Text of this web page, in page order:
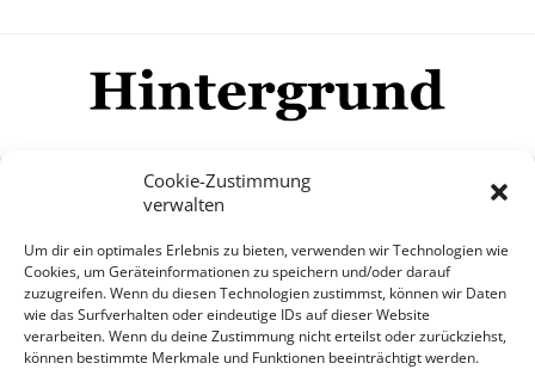
Cookie-Zustimmung
verwalten
Um dir ein optimales Erlebnis zu bieten, verwenden wir Technologien wie
Cookies, um Geräteinformationen zu speichern und/oder darauf
zuzugreifen. Wenn du diesen Technologien zustimmst, können wir Daten
wie das Surfverhalten oder eindeutige IDs auf dieser Website
verarbeiten. Wenn du deine Zustimmung nicht erteilst oder zurückziehst,
können bestimmte Merkmale und Funktionen beeinträchtigt werden.
Mehr
© Copyright Hintergrund.de, 2015 - 2026